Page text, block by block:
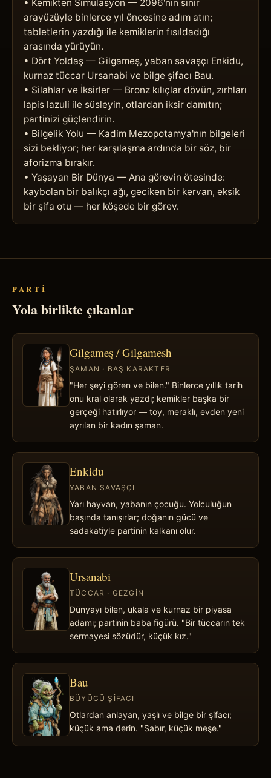
• Kemikten Simülasyon — 2096'nın sinir
arayüzüyle binlerce yıl öncesine adım atın;
tabletlerin yazdığı ile kemiklerin fısıldadığı
arasında yürüyün.
• Dört Yoldaş — Gilgameş, yaban savaşçı Enkidu,
kurnaz tüccar Ursanabi ve bilge şifacı Bau.
• Silahlar ve İksirler — Bronz kılıçlar dövün, zırhları
lapis lazuli ile süsleyin, otlardan iksir damıtın;
partinizi güçlendirin.
• Bilgelik Yolu — Kadim Mezopotamya'nın bilgeleri
sizi bekliyor; her karşılaşma ardında bir söz, bir
aforizma bırakır.
• Yaşayan Bir Dünya — Ana görevin ötesinde:
kaybolan bir balıkçı ağı, geciken bir kervan, eksik
bir şifa otu — her köşede bir görev.
PARTI
Yola birlikte çıkanlar
Gilgameş / Gilgamesh
ŞAMAN · BAŞ KARAKTER
"Her şeyi gören ve bilen." Binlerce yıllık tarih
onu kral olarak yazdı; kemikler başka bir
gerçeği hatırlıyor — toy, meraklı, evden yeni
ayrılan bir kadın şaman.
Enkidu
YABAN SAVAŞÇI
Yarı hayvan, yabanın çocuğu. Yolculuğun
başında tanışırlar; doğanın gücü ve
sadakatiyle partinin kalkanı olur.
Ursanabi
TÜCCAR · GEZGIN
Dünyayı bilen, ukala ve kurnaz bir piyasa
adamı; partinin baba figürü. "Bir tüccarın tek
sermayesi sözüdür, küçük kız."
Bau
BÜYÜCÜ ŞIFACI
Otlardan anlayan, yaşlı ve bilge bir şifacı;
küçük ama derin. "Sabır, küçük meşe."